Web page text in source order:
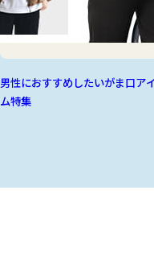
男性におすすめしたいがま口ア
ム特集